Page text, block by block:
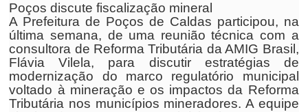
Poços discute fiscalização mineral
A Prefeitura de Poços de Caldas participou, na
última semana, de uma reunião técnica com a
consultora de Reforma Tributária da AMIG Brasil,
Flávia Vilela, para discutir estratégias de
modernização do marco regulatório municipal
voltado à mineração e os impactos da Reforma
Tributária nos municípios mineradores. A equipe